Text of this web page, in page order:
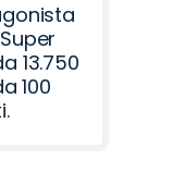
13.750
100